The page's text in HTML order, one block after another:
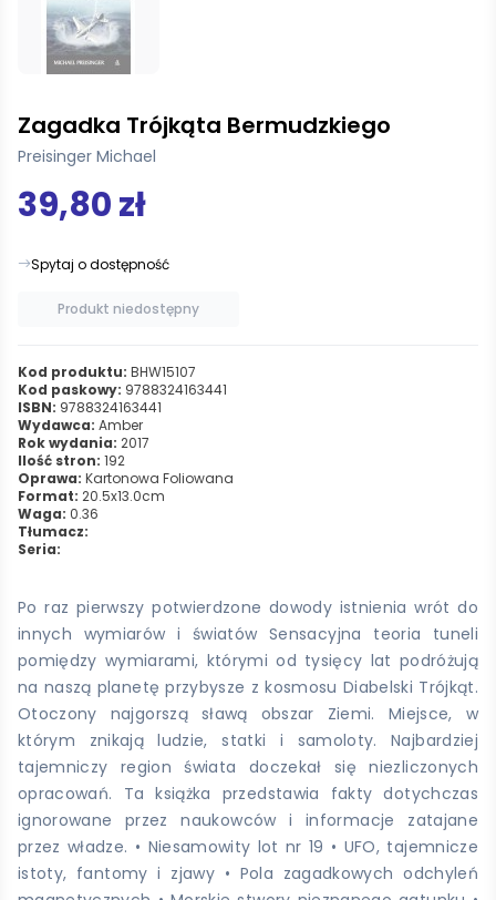
Zagadka Trójkąta Bermudzkiego
Preisinger Michael
39,80 zł
Spytaj o dostępność
Produkt niedostępny
Kod produktu: BHW15107
Kod paskowy: 9788324163441
ISBN: 9788324163441
Wydawca: Amber
Rok wydania: 2017
Ilość stron: 192
Oprawa: Kartonowa Foliowana
Format: 20.5x13.0cm
Waga: 0.36
Tłumacz:
Seria:
Po raz pierwszy potwierdzone dowody istnienia wrót do
innych wymiarów i światów Sensacyjna teoria tuneli
pomiędzy wymiarami, którymi od tysięcy lat podróżują
na naszą planetę przybysze z kosmosu Diabelski Trójkąt.
Otoczony najgorszą sławą obszar Ziemi. Miejsce, w
którym znikają ludzie, statki i samoloty. Najbardziej
tajemniczy region świata doczekał się niezliczonych
opracowań. Ta książka przedstawia fakty dotychczas
ignorowane przez naukowców i informacje zatajane
przez władze. • Niesamowity lot nr 19 • UFO, tajemnicze
istoty, fantomy i zjawy • Pola zagadkowych odchyleń